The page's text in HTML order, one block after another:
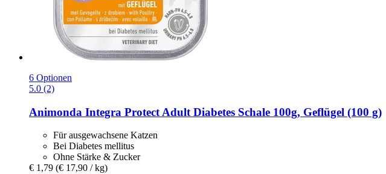
6 Optionen
5.0 (2)
Animonda Integra Protect Adult Diabetes Schale 100g, Geflügel (100 g)
Für ausgewachsene Katzen
Bei Diabetes mellitus
Ohne Stärke & Zucker
€ 1,79 (€ 17,90 / kg)